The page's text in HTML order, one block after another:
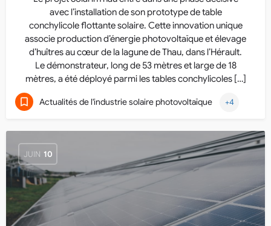
avec l’installation de son prototype de table
conchylicole flottante solaire. Cette innovation unique
associe production d’énergie photovoltaïque et élevage
d’huîtres au cœur de la lagune de Thau, dans l’Hérault.
Le démonstrateur, long de 53 mètres et large de 18
mètres, a été déployé parmi les tables conchylicoles […]
Actualités de l'industrie solaire photovoltaïque +4
JUIN 10